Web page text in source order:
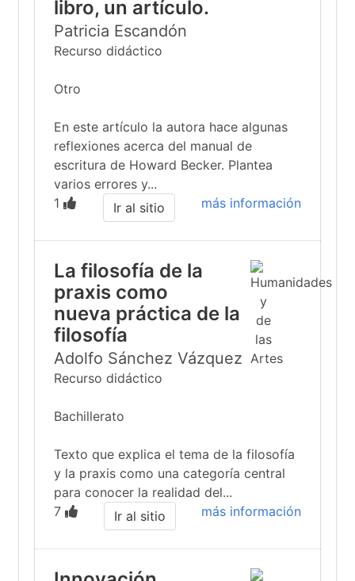
libro, un artículo.
Patricia Escandón
Recurso didáctico
Otro
En este artículo la autora hace algunas
reflexiones acerca del manual de
escritura de Howard Becker. Plantea
varios errores y...
1
más información
Ir al sitio
La filosofía de la
praxis como
nueva práctica de la
filosofía
Adolfo Sánchez Vázquez
Recurso didáctico
Bachillerato
Texto que explica el tema de la filosofía
y la praxis como una categoría central
para conocer la realidad del...
7
más información
Ir al sitio